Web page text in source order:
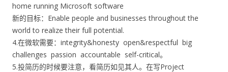
home running Microsoft software
新的目标：Enable people and businesses throughout the
world to realize their full potential.
4.在微软需要：integrity&honesty open&respectful big
challenges passion accountable self-critical。
5.投简历的时候要注意，看简历如见其人。在写Project